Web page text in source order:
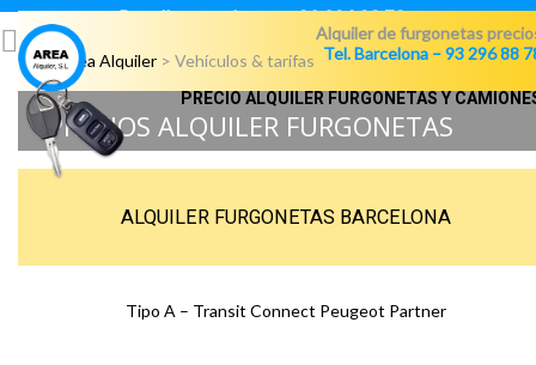
Para llamar pulsar: 93 296 88 78
Área Alquiler> Vehículos & tarifas
Alquiler de furgonetas
Tel. Barcelona – 93 296 88
PRECIO ALQUILER FURGONETAS Y
PRECIOS ALQUILER FURGONETAS
ALQUILER FURGONETAS BARCELONA
Tipo A – Transit Connect Peugeot Partner